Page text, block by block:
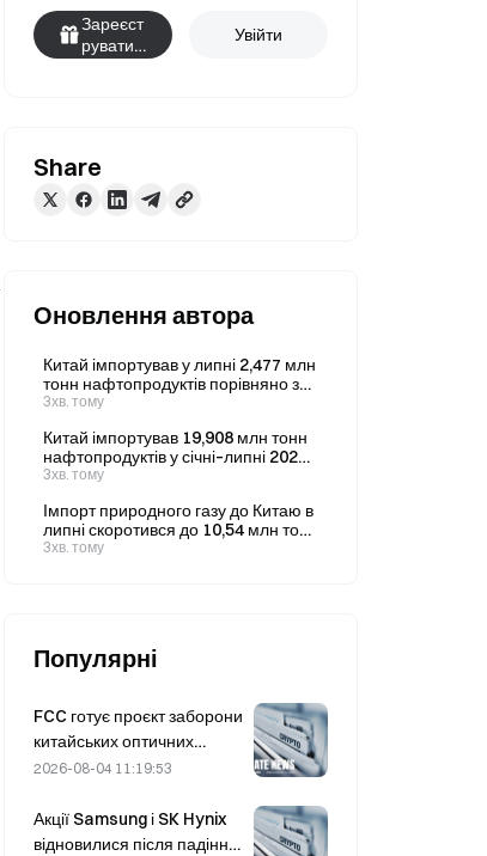
Зареєст
руватис
Увійти
Share
Оновлення автора
Китай імпортував у липні 2,477 млн
тонн нафтопродуктів порівняно з
1,737 млн тонн у червні.
3хв. тому
Китай імпортував 19,908 млн тонн
нафтопродуктів у січні–липні 2026
року.
3хв. тому
Імпорт природного газу до Китаю в
липні скоротився до 10,54 млн тонн
із 10,93 млн тонн у червні.
3хв. тому
Популярні
FCC готує проєкт заборони
китайських оптичних
модулів для центрів
Xinyuan на ринку може
скоротитися на 27%
2026-08-04 11:19:53
Акції Samsung і SK Hynix
відновилися після падіння